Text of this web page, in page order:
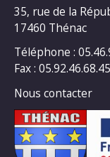
35, rue de la
17460 Thénac
Téléphone :
Fax : 05.92.46.68.45
Nous contacter